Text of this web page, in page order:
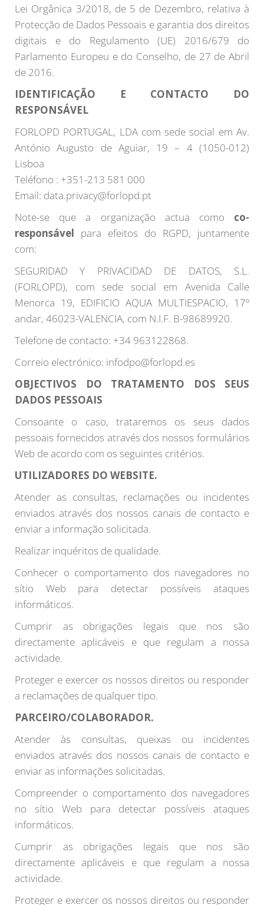
Lei Orgânica 3/2018, de 5 de Dezembro, relativa à
Protecção de Dados Pessoais e garantia dos direitos
digitais e do Regulamento (UE) 2016/679 do
Parlamento Europeu e do Conselho, de 27 de Abril
de 2016.
IDENTIFICAÇÃO E CONTACTO DO
RESPONSÁVEL
FORLOPD PORTUGAL, LDA com sede social em Av.
António Augusto de Aguiar, 19 – 4 (1050-012)
Lisboa
Teléfono : +351-213 581 000
Email: data.privacy@forlopd.pt
Note-se que a organização actua como co-
responsável para efeitos do RGPD, juntamente
com:
SEGURIDAD Y PRIVACIDAD DE DATOS, S.L.
(FORLOPD), com sede social em Avenida Calle
Menorca 19, EDIFICIO AQUA MULTIESPACIO, 17º
andar, 46023-VALENCIA, com N.I.F. B-98689920.
Telefone de contacto: +34 963122868.
Correio electrónico: infodpo@forlopd.es
OBJECTIVOS DO TRATAMENTO DOS SEUS
DADOS PESSOAIS
Consoante o caso, trataremos os seus dados
pessoais fornecidos através dos nossos formulários
Web de acordo com os seguintes critérios.
UTILIZADORES DO WEBSITE.
Atender as consultas, reclamações ou incidentes
enviados através dos nossos canais de contacto e
enviar a informação solicitada.
Realizar inquéritos de qualidade.
Conhecer o comportamento dos navegadores no
sítio Web para detectar possíveis ataques
informáticos.
Cumprir as obrigações legais que nos são
directamente aplicáveis e que regulam a nossa
actividade.
Proteger e exercer os nossos direitos ou responder
a reclamações de qualquer tipo.
PARCEIRO/COLABORADOR.
Atender às consultas, queixas ou incidentes
enviados através dos nossos canais de contacto e
enviar as informações solicitadas.
Compreender o comportamento dos navegadores
no sítio Web para detectar possíveis ataques
informáticos.
Cumprir as obrigações legais que nos são
directamente aplicáveis e que regulam a nossa
actividade.
Proteger e exercer os nossos direitos ou responder